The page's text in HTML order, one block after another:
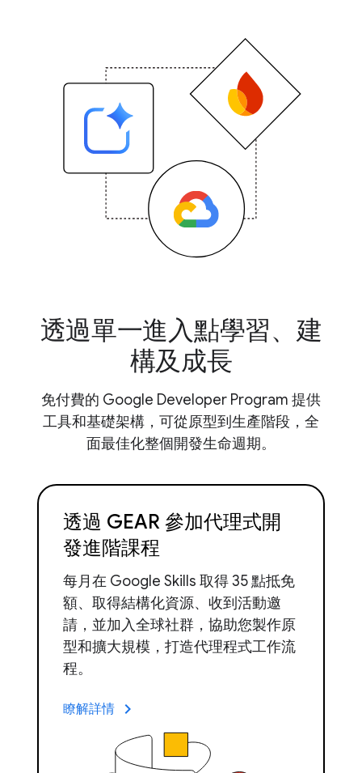
透過單一進入點學習、建
構及成長
免付費的 Google Developer Program 提供
工具和基礎架構，可從原型到生產階段，全
面最佳化整個開發生命週期。
透過 GEAR 參加代理式開
發進階課程
每月在 Google Skills 取得 35 點抵免
額、取得結構化資源、收到活動邀
請，並加入全球社群，協助您製作原
型和擴大規模，打造代理程式工作流
程。
瞭解詳情 keyboard_arrow_right